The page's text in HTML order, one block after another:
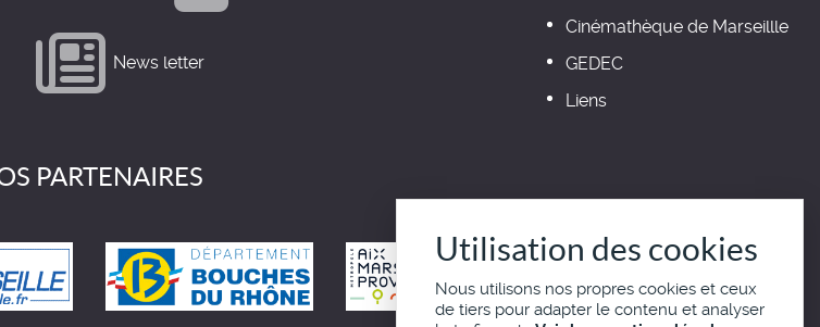
News letter
Cinémathèque de Marseillle
GEDEC
Liens
PARTENAIRES
Utilisation des cookies
Nous utilisons nos propres cookies et ceux
de tiers pour adapter le contenu et analyser